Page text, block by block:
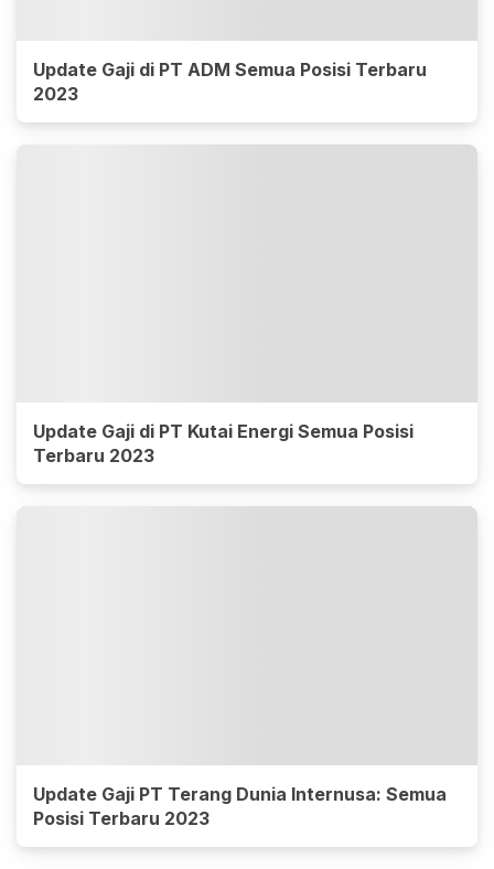
Update Gaji di PT ADM Semua Posisi Terbaru
2023
Update Gaji di PT Kutai Energi Semua Posisi
Terbaru 2023
Update Gaji PT Terang Dunia Internusa: Semua
Posisi Terbaru 2023